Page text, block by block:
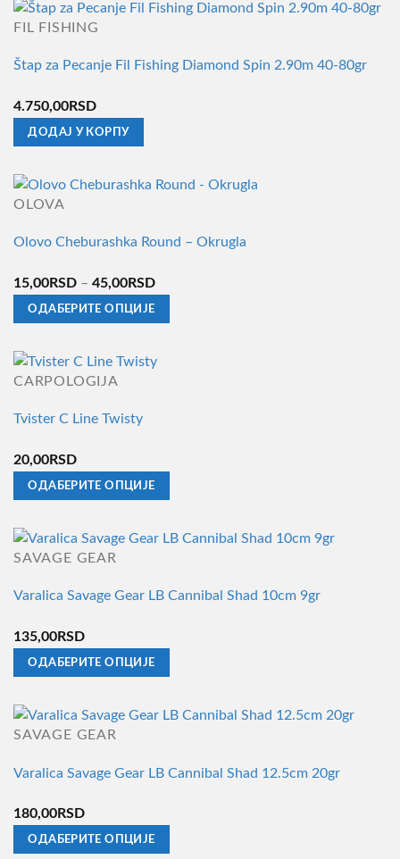
FIL FISHING
Štap za Pecanje Fil Fishing Diamond Spin 2.90m 40-80gr
4.750,00RSD
ДОДАЈ У КОРПУ
OLOVA
Olovo Cheburashka Round – Okrugla
15,00RSD – 45,00RSDРаспон
од
ОДАБЕРИТЕ ОПЦИЈЕ
производ
има
варијанти.
могу
бити
на
страници
CARPOLOGIJA
Tvister C Line Twisty
20,00RSD
ОДАБЕРИТЕ ОПЦИЈЕ
производ
има
варијанти.
могу
бити
на
страници
SAVAGE GEAR
Varalica Savage Gear LB Cannibal Shad 10cm 9gr
135,00RSD
ОДАБЕРИТЕ ОПЦИЈЕ
производ
има
варијанти.
могу
бити
SAVAGE GEAR
Varalica Savage Gear LB Cannibal Shad 12.5cm 20gr
180,00RSD
ОДАБЕРИТЕ ОПЦИЈЕ